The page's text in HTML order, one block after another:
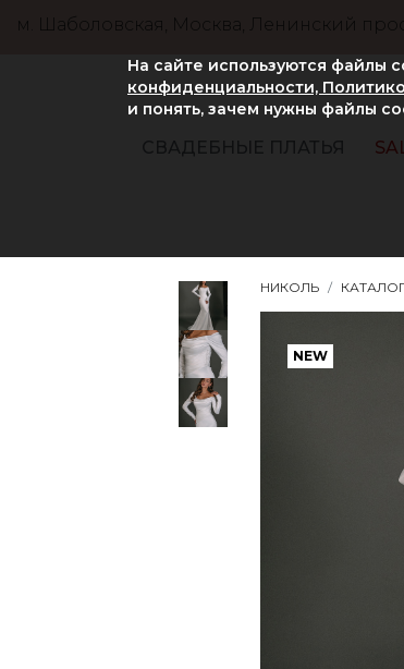
м. Шаболовская, Москва, Ленинский
СВАДЕБНЫЕ ПЛАТЬЯ
НИКОЛЬ
NEW
NEW
NEW
На сайте используются файлы
конфиденциальности,
и понять, зачем нужны файлы